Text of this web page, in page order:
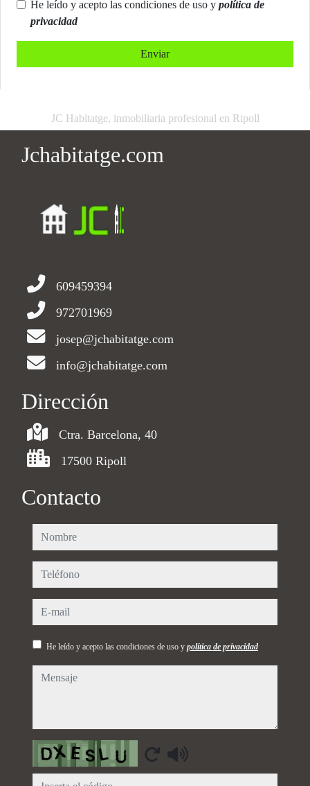
He leído y acepto las condiciones de uso y política de
privacidad
Enviar
JC Habitatge, inmobiliaria profesional en Ripoll
Jchabitatge.com
609459394
972701969
josep@jchabitatge.com
info@jchabitatge.com
Dirección
Ctra. Barcelona, 40
17500 Ripoll
Contacto
nombre
teléfono
e-mail
He leído y acepto las condiciones de uso y política de privacidad
mensaje
Captcha